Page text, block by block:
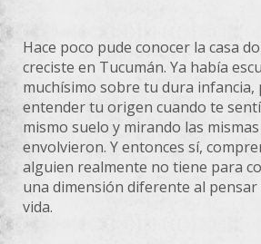
Hace poco pude conocer la casa
creciste en Tucumán. Ya había
muchísimo sobre tu dura infancia,
entender tu origen cuando te
mismo suelo y mirando las
envolvieron. Y entonces sí,
alguien realmente no tiene para
una dimensión diferente al
vida.